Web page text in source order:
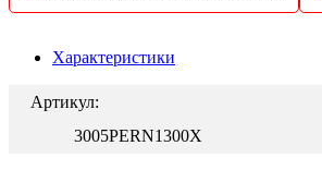
Характеристики
Артикул:
3005PERN1300X